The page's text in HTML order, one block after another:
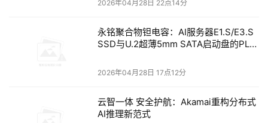
2026年04月28日 22点14分
永铭聚合物钽电容：AI服务器E1.S/E3.S
SSD与U.2超薄5mm SATA启动盘的PLP
2026年04月28日 17点12分
云智一体 安全护航：Akamai重构分布式
AI推理新范式